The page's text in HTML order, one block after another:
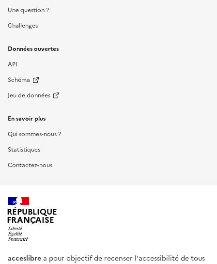
Une question ?
Challenges
Données ouvertes
API
Schéma
Jeu de données
En savoir plus
Qui sommes-nous ?
Statistiques
Contactez-nous
RÉPUBLIQUE
FRANÇAISE
acceslibre a pour objectif de recenser l'accessibilité de tous